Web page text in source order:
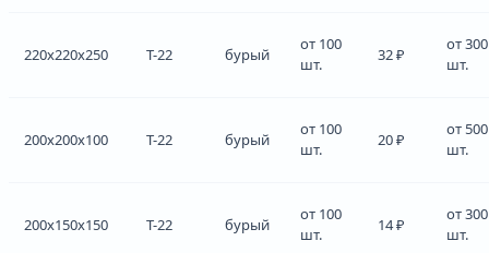
220x220x250 Т-22 бурый
от 100
шт.
32 ₽
от 300
шт.
200x200x100 Т-22 бурый
от 100
шт.
20 ₽
от 500
шт.
200x150x150 Т-22 бурый
от 100
шт.
14 ₽
от 300
шт.